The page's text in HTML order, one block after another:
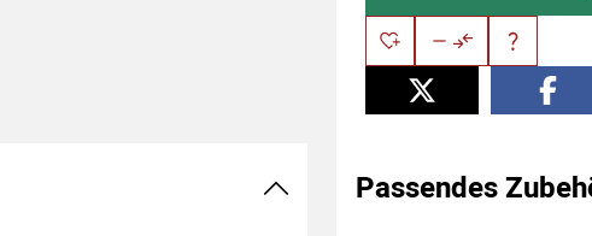
Passendes
Zubehör überspringen